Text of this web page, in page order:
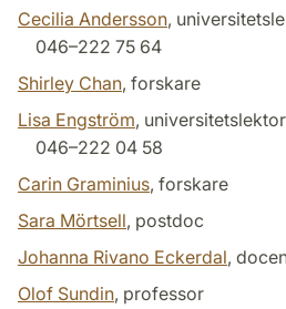
Cecilia Andersson,
046–222 75 64
Shirley Chan, forskare
Lisa Engström,
046–222 04 58
Carin Graminius, forskare
Sara Mörtsell, postdoc
Johanna Rivano Eckerdal,
Olof Sundin, professor